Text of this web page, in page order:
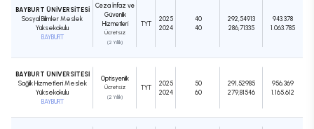
BAYBURT ÜNİVERSİTESİ
Sosyal Bilimler Meslek
Yüksekokulu
BAYBURT
Ceza İnfaz ve
Güvenlik
Hizmetleri
Ücretsiz
(2 Yıllık)
TYT
2025
2024
40
40
292,54913
286,71335
943.378
1.063.785
BAYBURT ÜNİVERSİTESİ
Sağlık Hizmetleri Meslek
Yüksekokulu
BAYBURT
Optisyenlik
Ücretsiz
(2 Yıllık)
TYT
2025
2024
50
60
291,52985
279,81546
956.369
1.165.612